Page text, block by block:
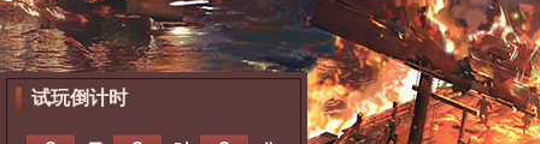
试玩倒计时